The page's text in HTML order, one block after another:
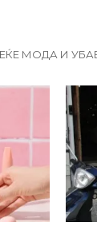
МОДА И